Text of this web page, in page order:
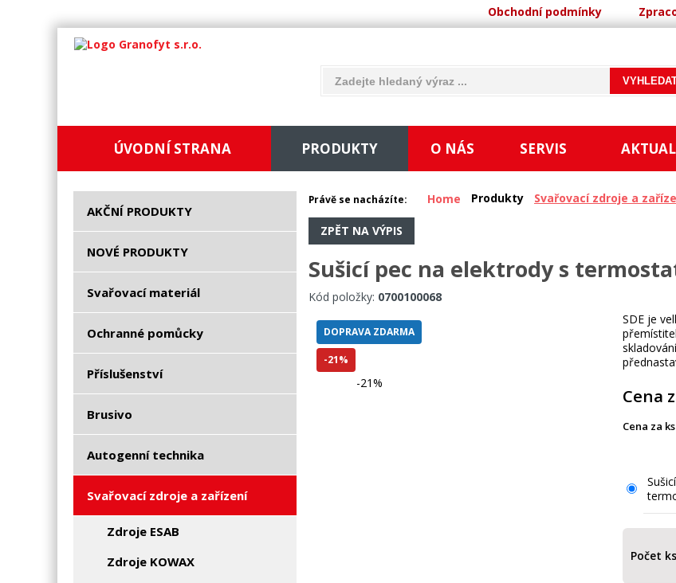
Obchodní podmínky
ÚVODNÍ STRANA PRODUKTY O NÁS SERVIS
AKČNÍ PRODUKTY
NOVÉ PRODUKTY
Svařovací materiál
Ochranné pomůcky
Příslušenství
Brusivo
Autogenní technika
Svařovací zdroje a zařízení
Zdroje ESAB
Zdroje KOWAX
Právě se nacházíte: Home Produkty Svařovací zdroje a
ZPĚT NA VÝPIS
Sušicí pec na elektrody s
Kód položky: 0700100068
DOPRAVA ZDARMA
-21%
-21%
SDE je
Cena
Cena za
Počet